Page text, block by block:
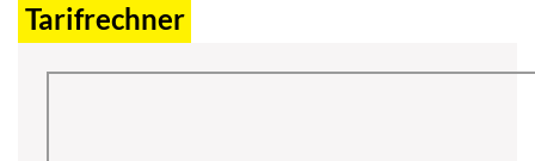
Tarifrechner